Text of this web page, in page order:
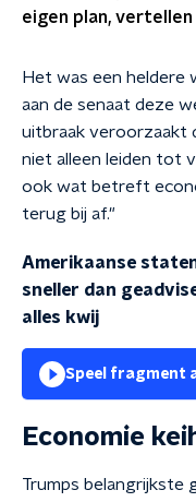
eigen plan, vertellen
Het was een heldere
aan de senaat deze
uitbraak veroorzaakt
niet alleen leiden tot
ook wat betreft
terug bij af."
Amerikaanse
sneller dan
alles kwij
Speel fragment
Economie
Trumps belangrijkste